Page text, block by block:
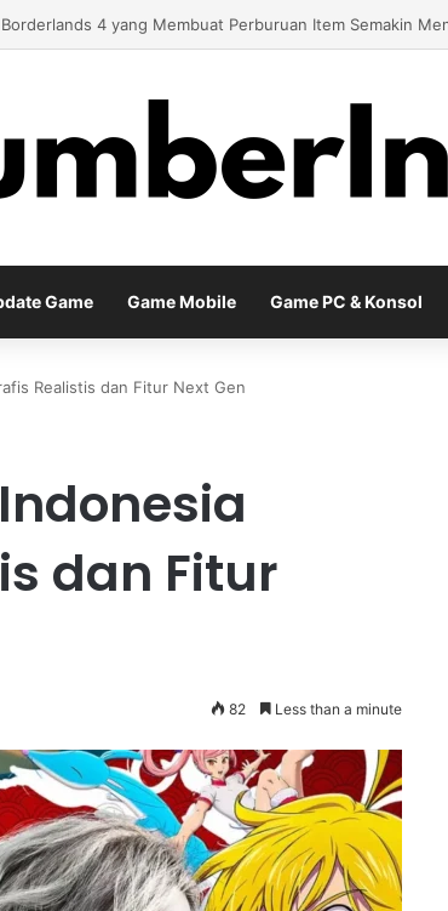
FC 26 Siap Mengubah Cara Bermain di Lapangan Virtual
Game Game Mobile Game PC & Konsol
Realistis dan Fitur Next Gen
dan Fitur
82 Less than a minute